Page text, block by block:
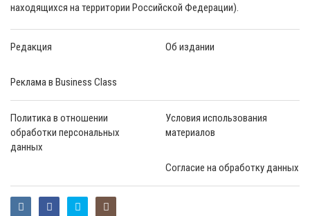
находящихся на территории Российской Федерации).
Редакция Об издании
Реклама в Business Class
Политика в отношении
обработки персональных
данных
Условия использования
материалов
Согласие на обработку данных